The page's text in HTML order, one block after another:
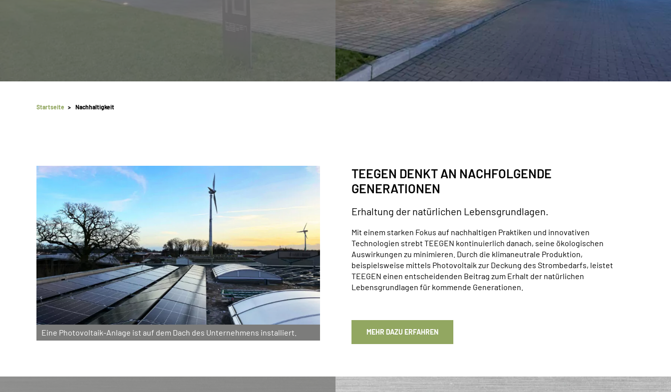
Startseite > Nachhaltigkeit
Eine Photovoltaik-Anlage ist auf dem Dach des Unternehmens installiert.
TEEGEN DENKT AN NACHFOLGENDE
GENERATIONEN
Erhaltung der natürlichen Lebensgrundlagen.
Mit einem starken Fokus auf nachhaltigen Praktiken und innovativen
Technologien strebt TEEGEN kontinuierlich danach, seine ökologischen
Auswirkungen zu minimieren. Durch die klimaneutrale Produktion,
beispielsweise mittels Photovoltaik zur Deckung des Strombedarfs, leistet
TEEGEN einen entscheidenden Beitrag zum Erhalt der natürlichen
Lebensgrundlagen für kommende Generationen.
MEHR DAZU ERFAHREN